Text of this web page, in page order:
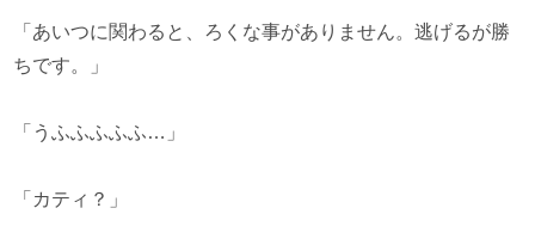
「あいつに関わると、ろくな事がありません。逃げるが勝
ちです。」
「うふふふふふ…」
「カティ？」